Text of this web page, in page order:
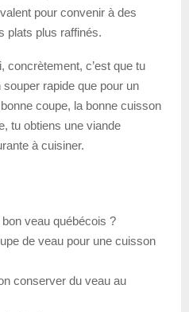
pour convenir à des
plats plus raffinés.
concrètement, c’est que tu
souper rapide que pour un
coupe, la bonne cuisson
tu obtiens une viande
à cuisiner.
veau québécois ?
de veau pour une cuisson
conserver du veau au